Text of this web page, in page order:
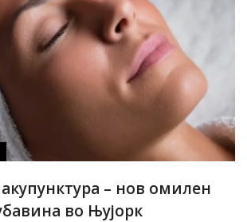
– нов омилен
во Њујорк